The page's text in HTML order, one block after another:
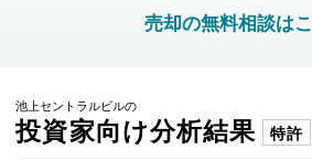
売却の無料相談は
池上セントラルビルの
投資家向け分析結果 特許